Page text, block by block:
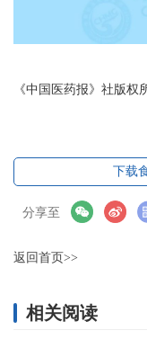
《中国医药报》社版权
下载
分享至
返回首页>>
相关阅读